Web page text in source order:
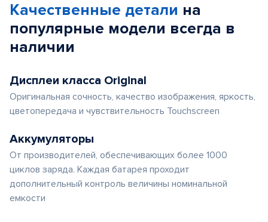
Качественные детали на
популярные модели всегда в
наличии
Дисплеи класса Original
Оригинальная сочность, качество изображения, яркость,
цветопередача и чувствительность Touchscreen
Аккумуляторы
От производителей, обеспечивающих более 1000
циклов заряда. Каждая батарея проходит
дополнительный контроль величины номинальной
емкости